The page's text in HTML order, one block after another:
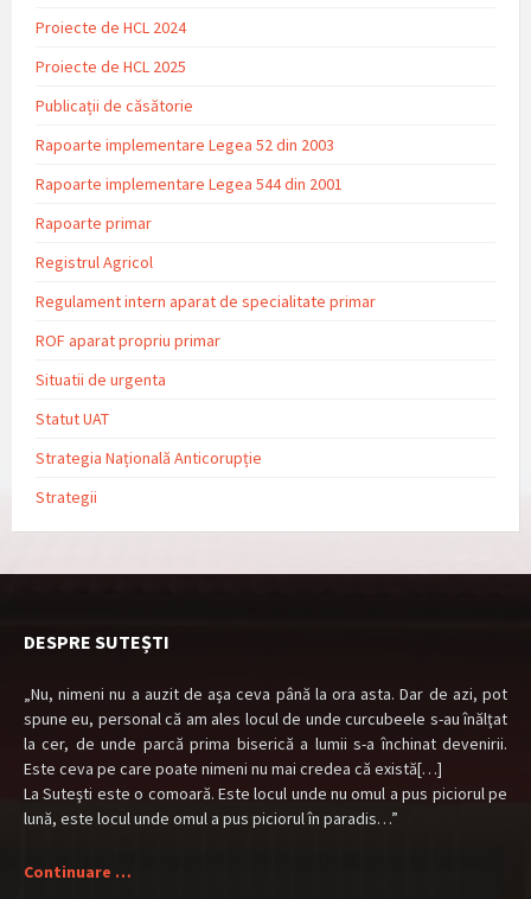
Proiecte de HCL 2024
Proiecte de HCL 2025
Publicații de căsătorie
Rapoarte implementare Legea 52 din 2003
Rapoarte implementare Legea 544 din 2001
Rapoarte primar
Registrul Agricol
Regulament intern aparat de specialitate primar
ROF aparat propriu primar
Situatii de urgenta
Statut UAT
Strategia Națională Anticorupție
Strategii
DESPRE SUTEȘTI
„Nu, nimeni nu a auzit de aşa ceva până la ora asta. Dar de azi, pot
spune eu, personal că am ales locul de unde curcubeele s-au înălţat
la cer, de unde parcă prima biserică a lumii s-a închinat devenirii.
Este ceva pe care poate nimeni nu mai credea că există[…]
La Suteşti este o comoară. Este locul unde nu omul a pus piciorul pe
lună, este locul unde omul a pus piciorul în paradis…”
Continuare …